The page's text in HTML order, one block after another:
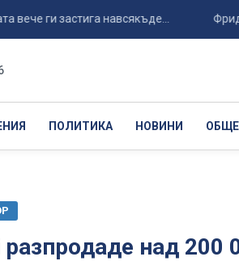
застига навсякъде... Фридрих
ПОЛИТИКА НОВИНИ
над 200